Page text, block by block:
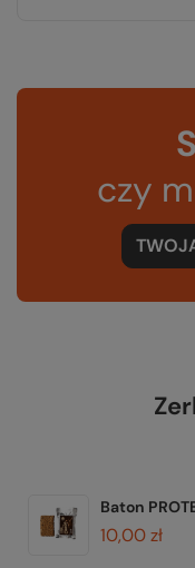
czy
Baton
10,00 zł